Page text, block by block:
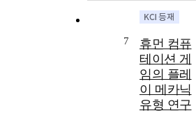
focused on the
gaming
as an index
can drive the
economic
growth in the
future. The
reason to
7
휴먼 컴퓨
테이션 게
임의 플레
이 메카닉
유형 연구